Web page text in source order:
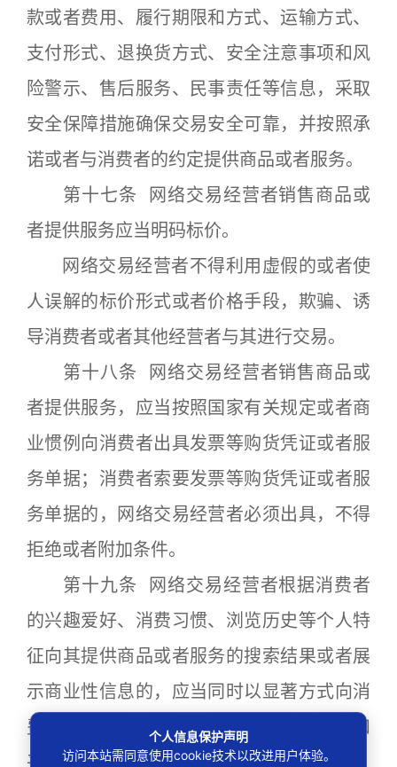
款或者费用、履行期限和方式、运输方式、
支付形式、退换货方式、安全注意事项和风
险警示、售后服务、民事责任等信息，采取
安全保障措施确保交易安全可靠，并按照承
诺或者与消费者的约定提供商品或者服务。
第十七条 网络交易经营者销售商品或
者提供服务应当明码标价。
网络交易经营者不得利用虚假的或者使
人误解的标价形式或者价格手段，欺骗、诱
导消费者或者其他经营者与其进行交易。
第十八条 网络交易经营者销售商品或
者提供服务，应当按照国家有关规定或者商
业惯例向消费者出具发票等购货凭证或者服
务单据；消费者索要发票等购货凭证或者服
务单据的，网络交易经营者必须出具，不得
拒绝或者附加条件。
第十九条 网络交易经营者根据消费者
的兴趣爱好、消费习惯、浏览历史等个人特
征向其提供商品或者服务的搜索结果或者展
示商业性信息的，应当同时以显著方式向消
费者提供不针对其个人特征的选项，尊重和
平等保护消费者的合法权益。
个人信息保护声明
访问本站需同意使用cookie技术以改进用户体验。